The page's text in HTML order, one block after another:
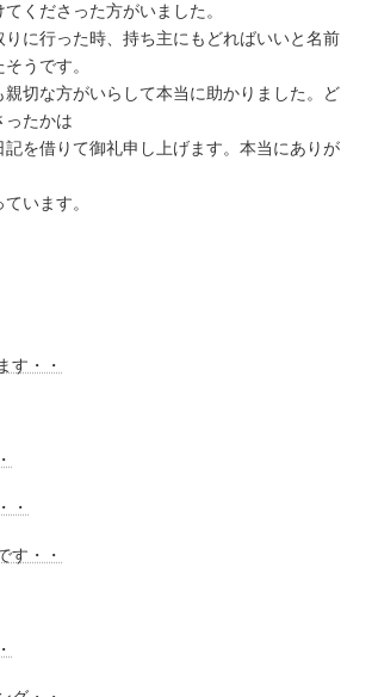
くださった方がいました。
りに行った時、持ち主にもどればいいと名前
うです。
切な方がいらして本当に助かりました。ど
ったかは
を借りて御礼申し上げます。本当にありが
います。
す・・
・
す・・